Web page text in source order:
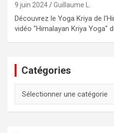
9 juin 2024 Guillaume L.
Découvrez le Yoga Kriya de
vidéo "Himalayan Kriya Yoga"
Catégories